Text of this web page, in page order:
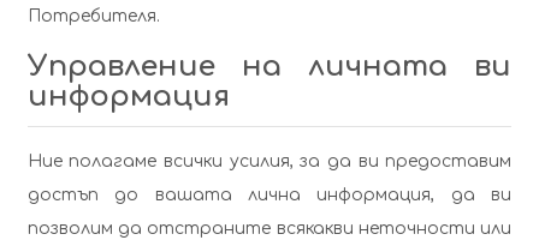
Потребителя.
Управление на личната ви
информация
Ние полагаме всички усилия, за да ви предоставим
достъп до вашата лична информация, да ви
позволим да отстраните всякакви неточности или